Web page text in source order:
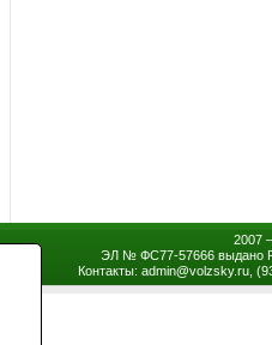
2007
ЭЛ № ФС77-57666 выдано
Контакты: admin@volzsky.ru,